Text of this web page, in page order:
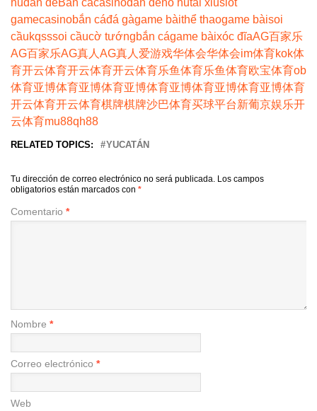
gamecasinobắn cáđá gàgame bàithể thaogame bàisoi
cầukqsssoi cầucờ tướngbắn cágame bàixóc đĩaAG百家乐
AG百家乐AG真人 AG真人 爱游戏华体会华体会im体育kok体
育开云体育开云体育开云体育乐鱼体育乐鱼体育欧宝体育ob
体育亚博体育亚博体育亚博体育亚博体育亚博体育亚博体育
开云体育开云体育棋牌棋牌沙巴体育买球平台新葡京娱乐开
云体育mu88qh88
RELATED TOPICS: YUCATÁN
Tu dirección de correo electrónico no será publicada. Los campos
obligatorios están marcados con *
Comentario *
Nombre *
Correo electrónico *
Web